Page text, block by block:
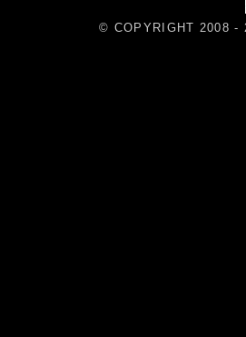
© COPYRIGHT 2008